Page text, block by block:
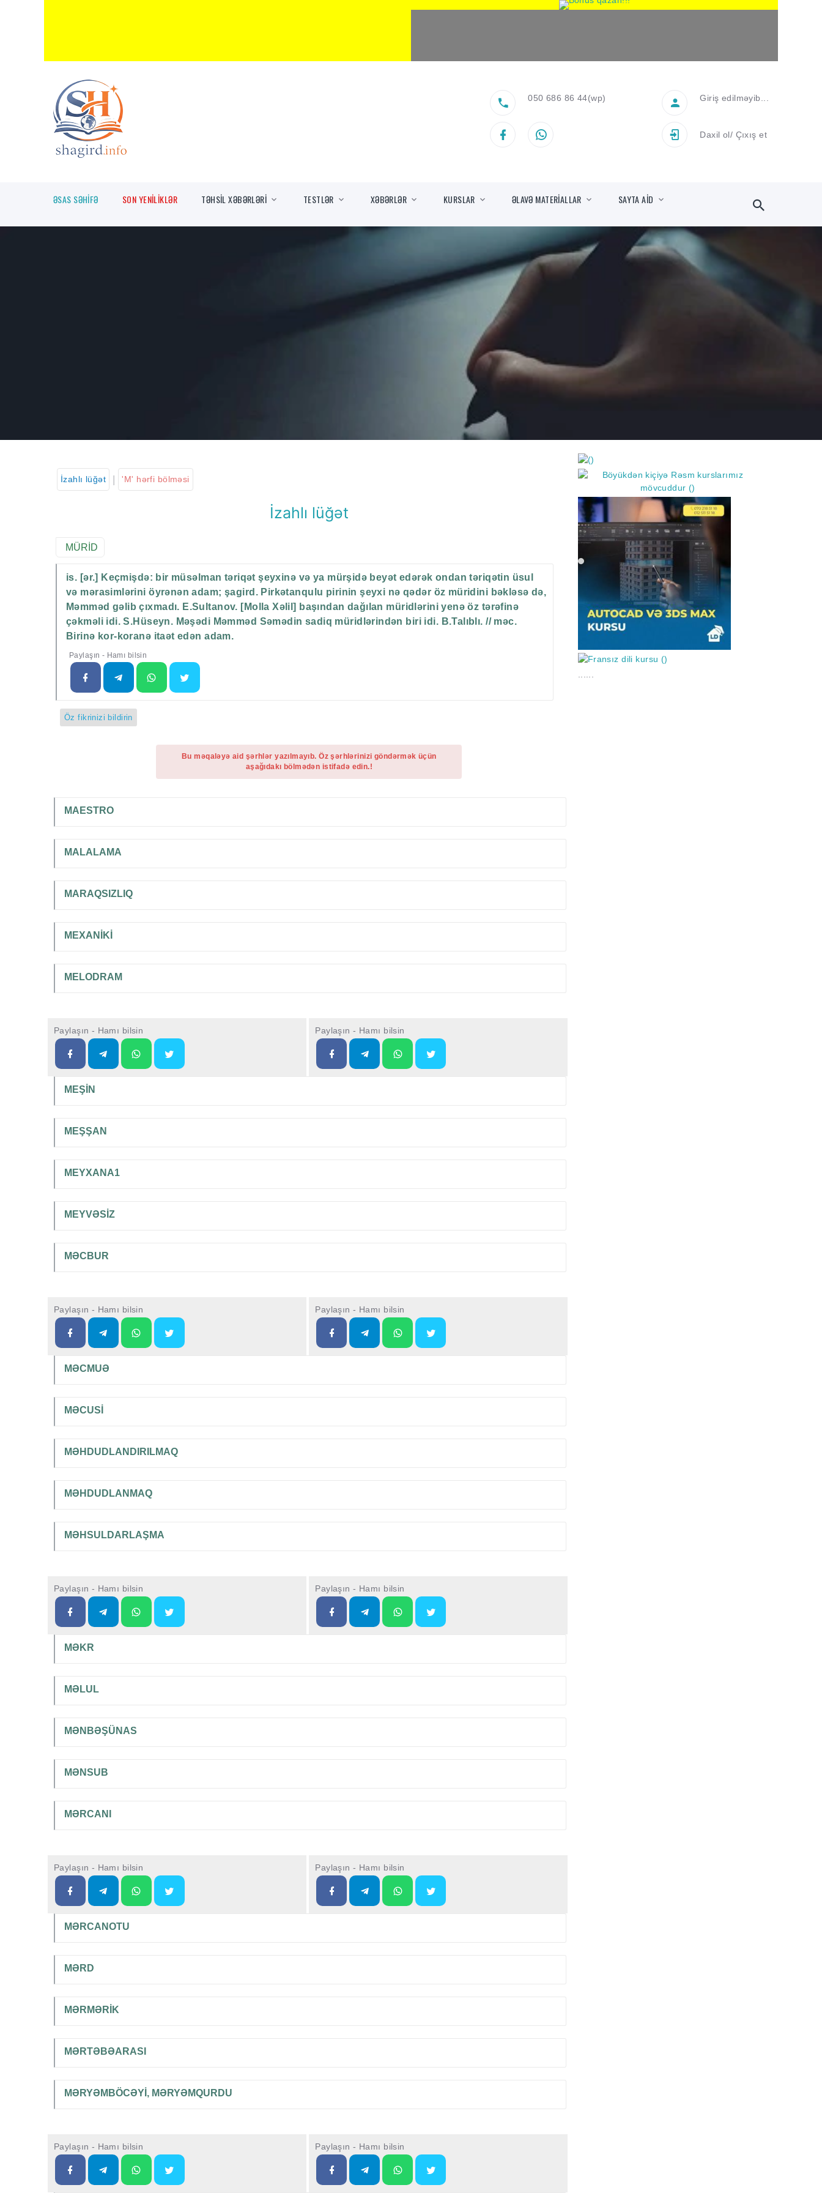
050 686 86 44(wp) Giriş edilməyib...
Daxil ol/ Çıxış et
ƏSAS SƏHİFƏ SON YENİLİKLƏR TƏHSİL XƏBƏRLƏRİ TESTLƏR XƏBƏRLƏR KURSLAR ƏLAVƏ MATERİALLAR SAYTA AİD
İzahlı lüğət 'M' hərfi bölməsi
İzahlı lüğət
MÜRİD
is. [ər.] Keçmişdə: bir müsəlman təriqət şeyxinə və ya mürşidə beyət edərək ondan təriqətin üsul
və mərasimlərini öyrənən adam; şagird. Pirkətanqulu pirinin şeyxi nə qədər öz müridini bəkləsə də,
Məmməd gəlib çıxmadı. E.Sultanov. [Molla Xəlil] başından dağılan müridlərini yenə öz tərəfinə
çəkməli idi. S.Hüseyn. Məşədi Məmməd Səmədin sadiq müridlərindən biri idi. B.Talıblı. // məc.
Birinə kor-koranə itaət edən adam.
Paylaşın - Hamı bilsin
Öz fikrinizi bildirin
Bu məqaləyə aid şərhlər yazılmayıb. Öz şərhlərinizi göndərmək üçün
aşağıdakı bölmədən istifadə edin.!
MAESTRO
MALALAMA
MARAQSIZLIQ
MEXANİKİ
MELODRAM
Paylaşın - Hamı bilsin Paylaşın - Hamı bilsin
MEŞİN
MEŞŞAN
MEYXANA1
MEYVƏSİZ
MƏCBUR
Paylaşın - Hamı bilsin Paylaşın - Hamı bilsin
MƏCMUƏ
MƏCUSİ
MƏHDUDLANDIRILMAQ
MƏHDUDLANMAQ
MƏHSULDARLAŞMA
Paylaşın - Hamı bilsin Paylaşın - Hamı bilsin
MƏKR
MƏLUL
MƏNBƏŞÜNAS
MƏNSUB
MƏRCANI
Paylaşın - Hamı bilsin Paylaşın - Hamı bilsin
MƏRCANOTU
MƏRD
MƏRMƏRİK
MƏRTƏBƏARASI
MƏRYƏMBÖCƏYİ, MƏRYƏMQURDU
Paylaşın - Hamı bilsin Paylaşın - Hamı bilsin
https://wa.me/994552244433